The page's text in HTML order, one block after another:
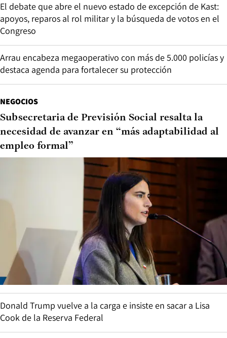
El debate que abre el nuevo estado de excepción de Kast:
apoyos, reparos al rol militar y la búsqueda de votos en el
Congreso
Arrau encabeza megaoperativo con más de 5.000 policías y
destaca agenda para fortalecer su protección
NEGOCIOS
Subsecretaria de Previsión Social resalta la
necesidad de avanzar en “más adaptabilidad al
empleo formal”
Donald Trump vuelve a la carga e insiste en sacar a Lisa
Cook de la Reserva Federal